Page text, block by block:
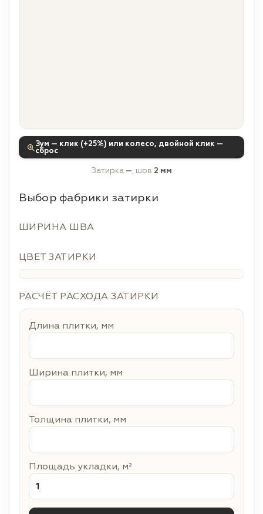
Зум — клик (+25%) или колесо, двойной клик —
сброс
Затирка —, шов 2 мм
Выбор фабрики затирки
ШИРИНА ШВА
ЦВЕТ ЗАТИРКИ
РАСЧЁТ РАСХОДА ЗАТИРКИ
Длина плитки, мм
Ширина плитки, мм
Толщина плитки, мм
Площадь укладки, м²